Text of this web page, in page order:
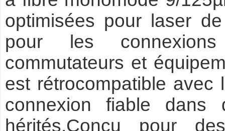
optimisées pour laser
pour les
commutateurs et
est rétrocompatible
connexion fiable dans
hérités.Conçu pour